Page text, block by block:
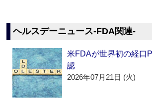
ヘルスデーニュース‐FDA関連‐
米FDAが世界初の経口
認
2026年07月21日 (火)